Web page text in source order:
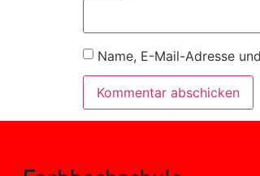
Name, E-Mail-Adresse